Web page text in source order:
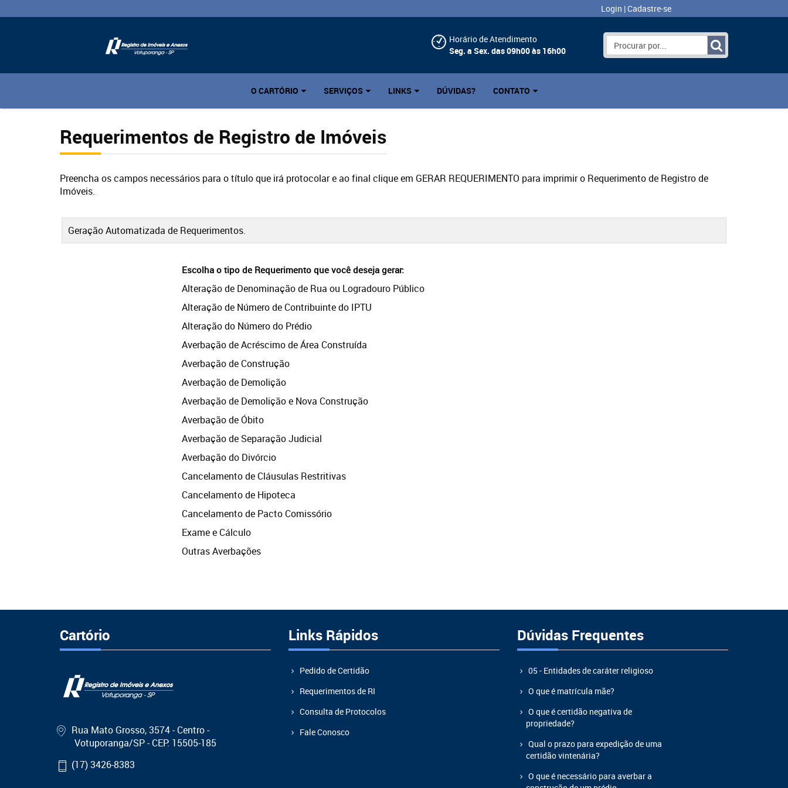
Login |Cadastre-se
Horário de Atendimento
Seg. a Sex. das 09h00 às 16h00
O CARTÓRIO SERVIÇOS LINKS DÚVIDAS? CONTATO
Requerimentos de Registro de Imóveis
Preencha os campos necessários para o título que irá protocolar e ao final clique em GERAR REQUERIMENTO para imprimir o Requerimento de Registro de
Imóveis.
Geração Automatizada de Requerimentos.
Escolha o tipo de Requerimento que você deseja gerar:
Alteração de Denominação de Rua ou Logradouro Público
Alteração de Número de Contribuinte do IPTU
Alteração do Número do Prédio
Averbação de Acréscimo de Área Construída
Averbação de Construção
Averbação de Demolição
Averbação de Demolição e Nova Construção
Averbação de Óbito
Averbação de Separação Judicial
Averbação do Divórcio
Cancelamento de Cláusulas Restritivas
Cancelamento de Hipoteca
Cancelamento de Pacto Comissório
Exame e Cálculo
Outras Averbações
Cartório
Rua Mato Grosso, 3574 - Centro -
Votuporanga/SP - CEP: 15505-185
(17) 3426-8383
Links Rápidos
Pedido de Certidão
Requerimentos de RI
Consulta de Protocolos
Fale Conosco
Dúvidas Frequentes
05 - Entidades de caráter religioso
O que é matrícula mãe?
O que é certidão negativa de
propriedade?
Qual o prazo para expedição de uma
certidão vintenária?
O que é necessário para averbar a